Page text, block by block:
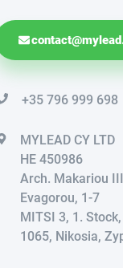
+35 796 999 698
MYLEAD CY LTD
HE 450986
Arch. Makariou
Evagorou, 1-7
MITSI 3, 1.
1065, Nikosia,